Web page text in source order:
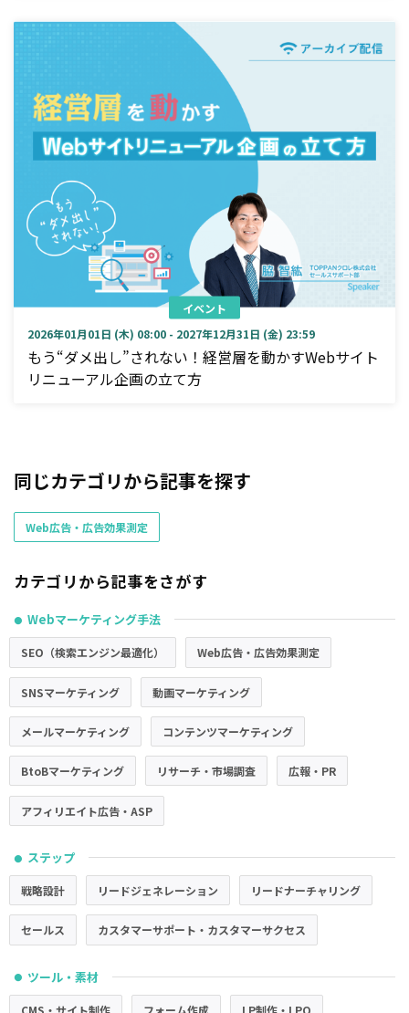
イベント
2026年01月01日 (木) 08:00 - 2027年12月31日 (金) 23:59
もう“ダメ出し”されない！経営層を動かすWebサイト
リニューアル企画の立て方
同じカテゴリから記事を探す
Web広告・広告効果測定
カテゴリから記事をさがす
● Webマーケティング手法
SEO（検索エンジン最適化） Web広告・広告効果測定
SNSマーケティング 動画マーケティング
メールマーケティング コンテンツマーケティング
BtoBマーケティング リサーチ・市場調査 広報・PR
アフィリエイト広告・ASP
● ステップ
戦略設計 リードジェネレーション リードナーチャリング
セールス カスタマーサポート・カスタマーサクセス
● ツール・素材
CMS・サイト制作 フォーム作成 LP制作・LPO